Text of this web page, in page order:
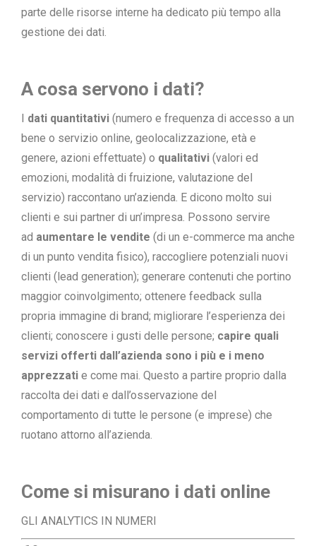
parte delle risorse interne ha dedicato più tempo alla
gestione dei dati.
A cosa servono i dati?
I dati quantitativi (numero e frequenza di accesso a un
bene o servizio online, geolocalizzazione, età e
genere, azioni effettuate) o qualitativi (valori ed
emozioni, modalità di fruizione, valutazione del
servizio) raccontano un’azienda. E dicono molto sui
clienti e sui partner di un’impresa. Possono servire
ad aumentare le vendite (di un e-commerce ma anche
di un punto vendita fisico), raccogliere potenziali nuovi
clienti (lead generation); generare contenuti che portino
maggior coinvolgimento; ottenere feedback sulla
propria immagine di brand; migliorare l’esperienza dei
clienti; conoscere i gusti delle persone; capire quali
servizi offerti dall’azienda sono i più e i meno
apprezzati e come mai. Questo a partire proprio dalla
raccolta dei dati e dall’osservazione del
comportamento di tutte le persone (e imprese) che
ruotano attorno all’azienda.
Come si misurano i dati online
GLI ANALYTICS IN NUMERI